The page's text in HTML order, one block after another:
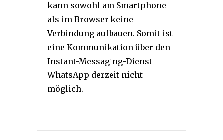
kann sowohl am Smartphone
als im Browser keine
Verbindung aufbauen. Somit ist
eine Kommunikation über den
Instant-Messaging-Dienst
WhatsApp derzeit nicht
möglich.